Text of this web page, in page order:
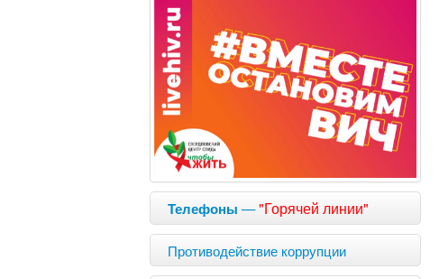
Телефоны —"Горячей линии"
Противодействие коррупции